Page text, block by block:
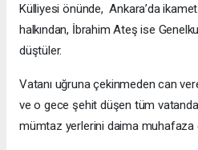
Külliyesi önünde, Ankara’da
halkından, İbrahim Ateş ise
düştüler.
Vatanı uğruna çekinmeden can
ve o gece şehit düşen tüm
mümtaz yerlerini daima muhafaza